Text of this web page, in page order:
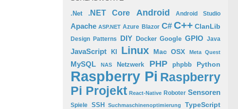
.Net .NET Core Android Android Studio
Apache ASP.NET Azure Blazor C# C++ ClanLib
Design Patterns DIY Docker Google GPIO Java
JavaScript KI Linux Mac OSX Meta Quest
MySQL NAS Netzwerk PHP phpbb Python
Raspberry Pi Raspberry
Pi Projekt React-Native Roboter Sensoren
Spiele SSH Suchmaschinenoptimierung TypeScript